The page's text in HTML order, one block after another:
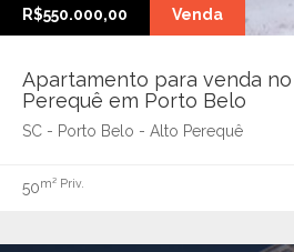
R$550.000,00 Venda
Apartamento para venda
Perequê em Porto Belo
SC - Porto Belo - Alto Perequê
50m² Priv.